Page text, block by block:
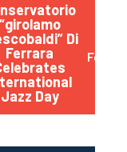
“girolamo
Di
Ferrara
Jazz Day